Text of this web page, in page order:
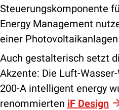
Steuerungskomponente
Energy Management
einer
Auch gestalterisch setzt
Akzente: Die Luft-
200-A intelligent energy
renommierten iF Design